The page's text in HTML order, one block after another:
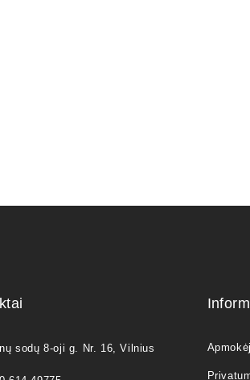
sodų 8-oji g. Nr. 16, Vilnius